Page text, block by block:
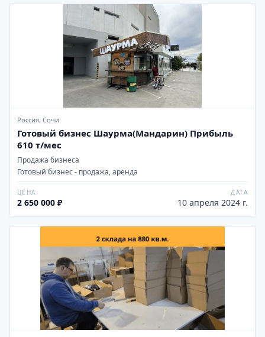
Россия, Сочи
Готовый бизнес Шаурма(Мандарин) Прибыль
610 т/мес
Продажа бизнеса
Готовый бизнес - продажа, аренда
ЦЕНА
2 650 000 ₽
ДАТА
10 апреля 2024 г.